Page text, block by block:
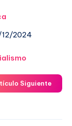
2024
Siguiente